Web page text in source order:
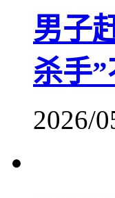
男子
杀手
2026/